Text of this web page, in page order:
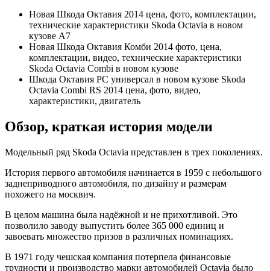
Новая Шкода Октавия 2014 цена, фото, комплектации,
технические характеристики Skoda Octavia в новом
кузове A7
Новая Шкода Октавия Комби 2014 фото, цена,
комплектации, видео, технические характеристики
Skoda Octavia Combi в новом кузове
Шкода Октавия РС универсал в новом кузове Skoda
Octavia Combi RS 2014 цена, фото, видео,
характеристики, двигатель
Обзор, краткая история модели
Модельный ряд Skoda Octavia представлен в трех поколениях.
История первого автомобиля начинается в 1959 с небольшого
заднеприводного автомобиля, по дизайну и размерам
похожего на москвич.
В целом машина была надёжной и не прихотливой. Это
позволило заводу выпустить более 365 000 единиц и
завоевать множество призов в различных номинациях.
В 1971 году чешская компания потерпела финансовые
трудности и производство марки автомобилей Octavia было